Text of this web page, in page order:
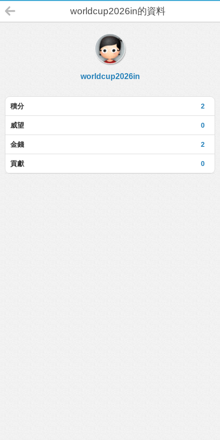
worldcup2026in的資料
worldcup2026in
2
積分
0
威望
2
金錢
0
貢獻